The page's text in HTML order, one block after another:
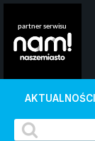
AKTUALNOŚCI